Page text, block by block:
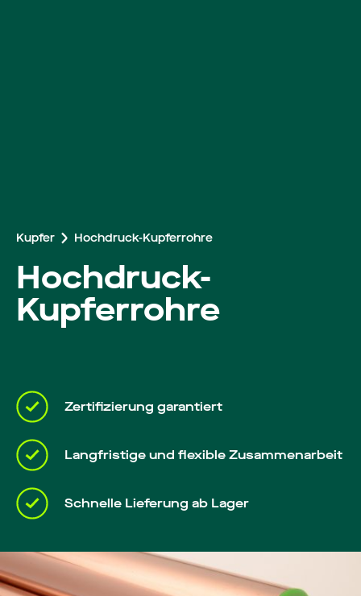
Kupfer Hochdruck-Kupferrohre
Hochdruck-
Kupferrohre
Zertifizierung garantiert
Langfristige und flexible Zusammenarbeit
Schnelle Lieferung ab Lager